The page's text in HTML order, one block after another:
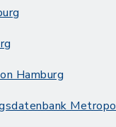
Hamburg